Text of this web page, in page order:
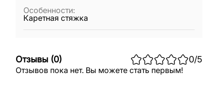
Особенности:
Каретная стяжка
Отзывы (0) 0/5
Отзывов пока нет. Вы можете стать первым!